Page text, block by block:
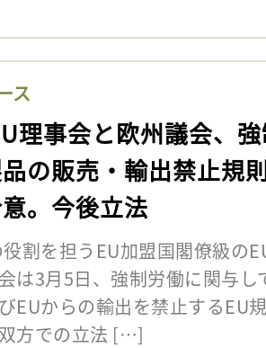
ス
理事会と欧州議会、
の販売・輸出禁止規
。今後立法
割を担うEU加盟国閣僚級の
は3月5日、強制労働に関与
EUからの輸出を禁止するEU
方での立法 […]